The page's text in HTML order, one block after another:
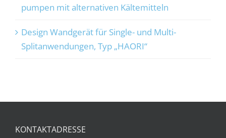
pumpen mit alternativen Kältemitteln
Design Wandgerät für Single- und Multi-
Splitanwendungen, Typ „HAORI“
KONTAKTADRESSE